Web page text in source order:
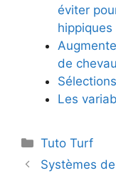
éviter
hippiques
de
Les
Tuto Turf
Systèmes